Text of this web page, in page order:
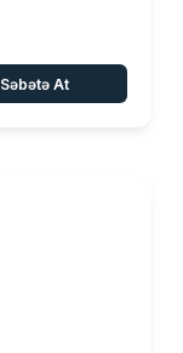
Səbətə At